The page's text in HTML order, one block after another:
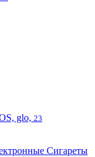
glo, 23
Сигареты